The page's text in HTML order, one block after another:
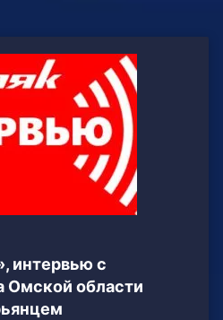
интервью с
Омской области